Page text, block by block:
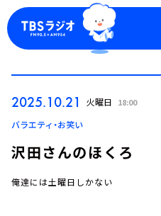
ログイン
2025.10.21 火曜日 18:00
バラエティ・お笑い
沢田さんのほくろ
俺達には土曜日しかない